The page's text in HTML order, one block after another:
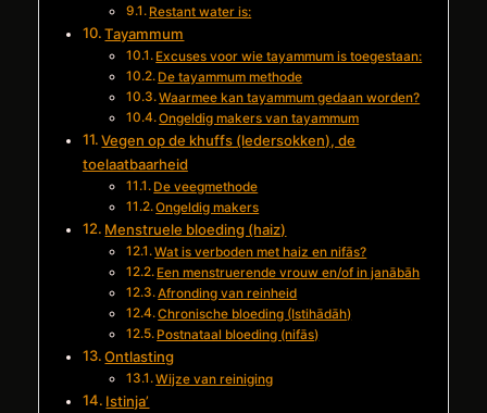
Restant water is:
Tayammum
Excuses voor wie tayammum is toegestaan:
De tayammum methode
Waarmee kan tayammum gedaan worden?
Ongeldig makers van tayammum
Vegen op de khuffs (ledersokken), de
toelaatbaarheid
De veegmethode
Ongeldig makers
Menstruele bloeding (haiz)
Wat is verboden met haiz en nifās?
Een menstruerende vrouw en/of in janābāh
Afronding van reinheid
Chronische bloeding (Istihādāh)
Postnataal bloeding (nifās)
Ontlasting
Wijze van reiniging
Istinja’